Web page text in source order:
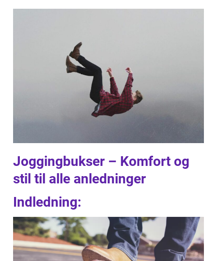
Joggingbukser – Komfort og
stil til alle anledninger
Indledning: